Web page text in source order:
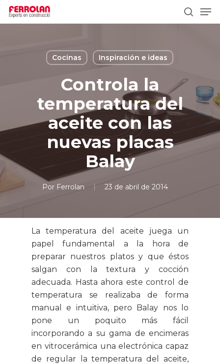
Skip
search
Cocinas Inspiración e ideas
Controla la
temperatura del
aceite con las
nuevas placas
Balay
Por Ferrolan 23 de abril de 2014
La temperatura del aceite juega un
papel fundamental a la hora de
preparar nuestros platos y que éstos
salgan con la textura y cocción
adecuada. Hasta ahora este control de
temperatura se realizaba de forma
manual e intuitiva, pero Balay nos lo
pone un poquito más fácil
incorporando a su gama de encimeras
en vitrocerámica una electrónica capaz
de regular la temperatura del aceite,